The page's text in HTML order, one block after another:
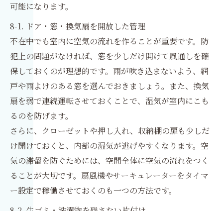
可能になります。
8-1. ドア・窓・換気扇を開放した管理
不在中でも室内に空気の流れを作ることが重要です。防
犯上の問題がなければ、窓を少しだけ開けて風通しを確
保しておくのが理想的です。雨が吹き込まないよう、網
戸や雨よけのある窓を選んでおきましょう。また、換気
扇を弱で連続運転させておくことで、湿気が室内にこも
るのを防げます。
さらに、クローゼットや押し入れ、収納棚の扉も少しだ
け開けておくと、内部の湿気が逃げやすくなります。空
気の滞留を防ぐためには、空間全体に空気の流れをつく
ることが大切です。扇風機やサーキュレーターをタイマ
ー設定で稼働させておくのも一つの方法です。